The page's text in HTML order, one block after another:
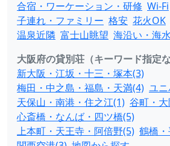
合宿・ワーケーション・研修 Wi-Fi
子連れ・ファミリー 格安 花火OK
温泉近隣 富士山眺望 海沿い・海
大阪府の貸別荘（キーワード指定な
新大阪・江坂・十三・塚本(3)
梅田・中之島・福島・天満(4) ユ
天保山・南港・住之江(1) 谷町・
心斎橋・なんば・四ツ橋(5)
上本町・天王寺・阿倍野(5) 鶴橋